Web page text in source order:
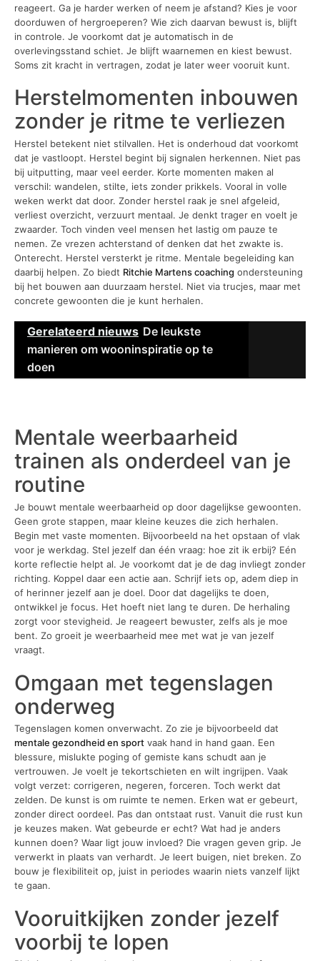
reageert. Ga je harder werken of neem je afstand? Kies je voor
doorduwen of hergroeperen? Wie zich daarvan bewust is, blijft
in controle. Je voorkomt dat je automatisch in de
overlevingsstand schiet. Je blijft waarnemen en kiest bewust.
Soms zit kracht in vertragen, zodat je later weer vooruit kunt.
Herstelmomenten inbouwen
zonder je ritme te verliezen
Herstel betekent niet stilvallen. Het is onderhoud dat voorkomt
dat je vastloopt. Herstel begint bij signalen herkennen. Niet pas
bij uitputting, maar veel eerder. Korte momenten maken al
verschil: wandelen, stilte, iets zonder prikkels. Vooral in volle
weken werkt dat door. Zonder herstel raak je snel afgeleid,
verliest overzicht, verzuurt mentaal. Je denkt trager en voelt je
zwaarder. Toch vinden veel mensen het lastig om pauze te
nemen. Ze vrezen achterstand of denken dat het zwakte is.
Onterecht. Herstel versterkt je ritme. Mentale begeleiding kan
daarbij helpen. Zo biedt Ritchie Martens coaching ondersteuning
bij het bouwen aan duurzaam herstel. Niet via trucjes, maar met
concrete gewoonten die je kunt herhalen.
Gerelateerd nieuws De leukste
manieren om wooninspiratie op te
doen
Mentale weerbaarheid
trainen als onderdeel van je
routine
Je bouwt mentale weerbaarheid op door dagelijkse gewoonten.
Geen grote stappen, maar kleine keuzes die zich herhalen.
Begin met vaste momenten. Bijvoorbeeld na het opstaan of vlak
voor je werkdag. Stel jezelf dan één vraag: hoe zit ik erbij? Eén
korte reflectie helpt al. Je voorkomt dat je de dag invliegt zonder
richting. Koppel daar een actie aan. Schrijf iets op, adem diep in
of herinner jezelf aan je doel. Door dat dagelijks te doen,
ontwikkel je focus. Het hoeft niet lang te duren. De herhaling
zorgt voor stevigheid. Je reageert bewuster, zelfs als je moe
bent. Zo groeit je weerbaarheid mee met wat je van jezelf
vraagt.
Omgaan met tegenslagen
onderweg
Tegenslagen komen onverwacht. Zo zie je bijvoorbeeld dat
mentale gezondheid en sport vaak hand in hand gaan. Een
blessure, mislukte poging of gemiste kans schudt aan je
vertrouwen. Je voelt je tekortschieten en wilt ingrijpen. Vaak
volgt verzet: corrigeren, negeren, forceren. Toch werkt dat
zelden. De kunst is om ruimte te nemen. Erken wat er gebeurt,
zonder direct oordeel. Pas dan ontstaat rust. Vanuit die rust kun
je keuzes maken. Wat gebeurde er echt? Wat had je anders
kunnen doen? Waar ligt jouw invloed? Die vragen geven grip. Je
verwerkt in plaats van verhardt. Je leert buigen, niet breken. Zo
bouw je flexibiliteit op, juist in periodes waarin niets vanzelf lijkt
te gaan.
Vooruitkijken zonder jezelf
voorbij te lopen